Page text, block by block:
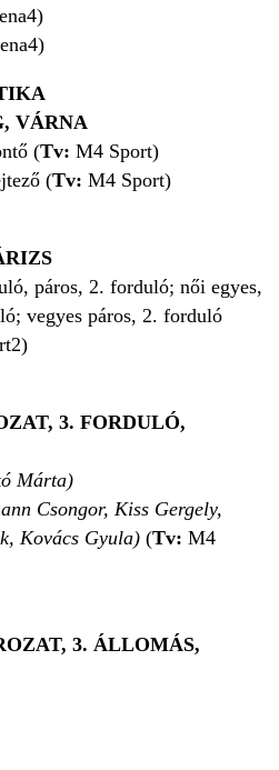
VÁRNA
(Tv: M4 Sport)
(Tv: M4 Sport)
páros, 2. forduló; női egyes,
vegyes páros, 2. forduló
3. FORDULÓ,
Márta)
Csongor, Kiss Gergely,
Kovács Gyula) (Tv: M4
3. ÁLLOMÁS,